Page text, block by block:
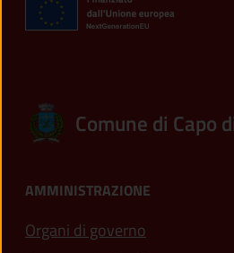
Comune di Capo
AMMINISTRAZIONE
Organi di governo